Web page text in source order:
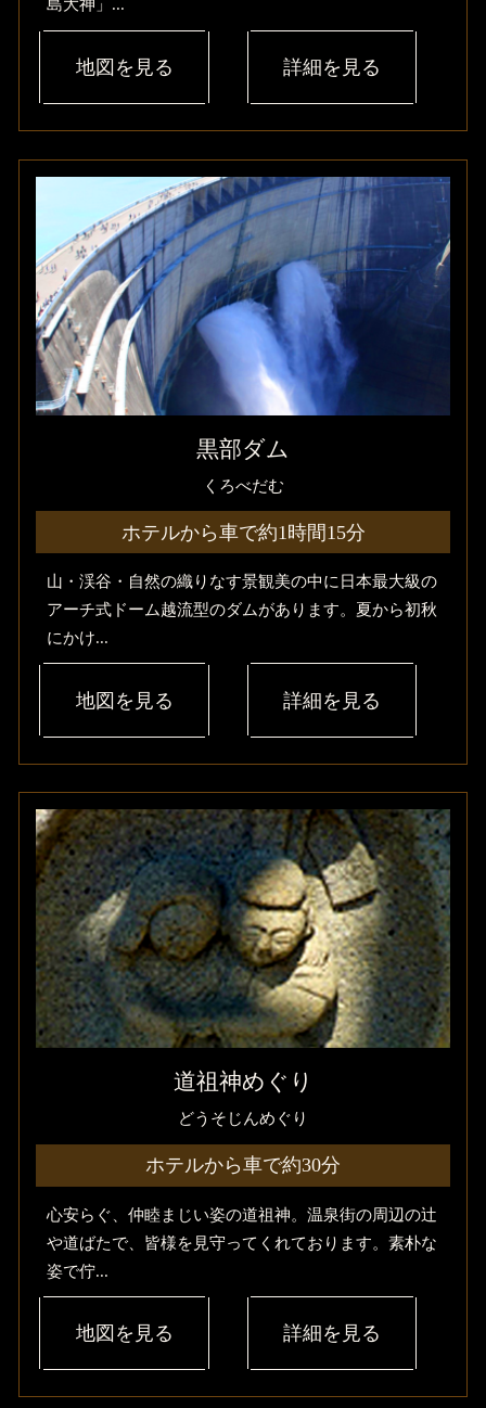
島大神」...
地図を見る 詳細を見る
黒部ダム
くろべだむ
ホテルから車で約1時間15分
山・渓谷・自然の織りなす景観美の中に日本最大級の
アーチ式ドーム越流型のダムがあります。夏から初秋
にかけ...
地図を見る 詳細を見る
道祖神めぐり
どうそじんめぐり
ホテルから車で約30分
心安らぐ、仲睦まじい姿の道祖神。温泉街の周辺の辻
や道ばたで、皆様を見守ってくれております。素朴な
姿で佇...
地図を見る 詳細を見る